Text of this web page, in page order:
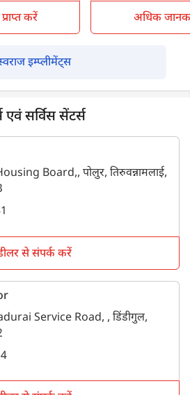
करें अधिक
इम्प्लीमेंट्स
एवं सर्विस सेंटर्स
Board,, पोलुर, तिरुवन्नामलाई,
से संपर्क करें
Service Road, , डिंडीगुल,